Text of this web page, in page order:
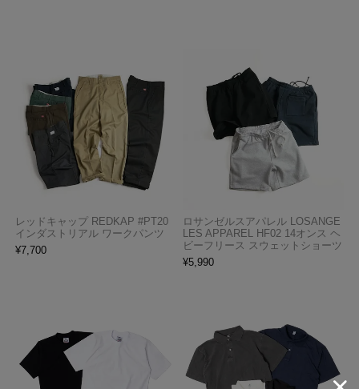
レッドキャップ REDKAP #PT20
インダストリアル ワークパンツ
¥7,700
ロサンゼルスアパレル LOSANGE
LES APPAREL HF02 14オンス ヘ
ビーフリース スウェットショーツ
¥5,990